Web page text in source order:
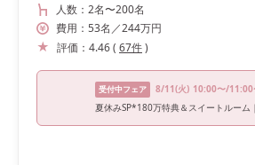
人数： 2名〜200名
費用： 53名 ／244万円
評価： 4.46( 67件)
受付中フェア 8/11(火) 10:00〜/11:00〜/